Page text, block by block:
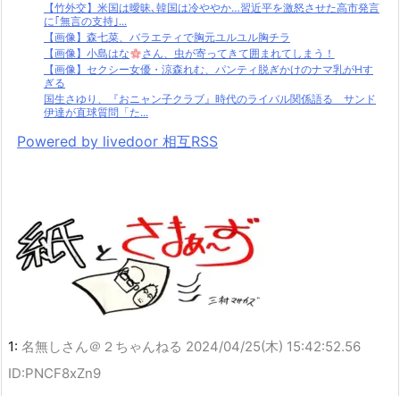
【竹外交】米国は曖昧､韓国は冷ややか…習近平を激怒させた高市発言
に｢無言の支持｣...
【画像】森七菜、バラエティで胸元ユルユル胸チラ
【画像】小島はな
さん、虫が寄ってきて囲まれてしまう！
【画像】セクシー女優・涼森れむ、パンティ脱ぎかけのナマ乳がHす
ぎる
国生さゆり、『おニャン子クラブ』時代のライバル関係語る サンド
伊達が直球質問「た...
Powered by livedoor 相互RSS
1: 名無しさん＠２ちゃんねる 2024/04/25(木) 15:42:52.56
ID:PNCF8xZn9